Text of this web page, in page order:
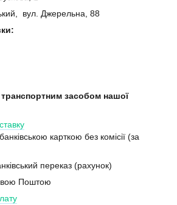
вул. Джерельна, 88
засобом нашої
карткою без комісії (за
переказ (рахунок)
Поштою